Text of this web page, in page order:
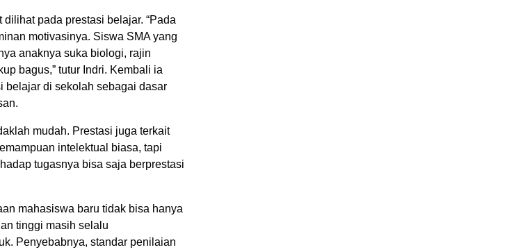
pada prestasi belajar. “Pada
motivasinya. Siswa SMA yang
anaknya suka biologi, rajin
bagus,” tutur Indri. Kembali ia
belajar di sekolah sebagai dasar
mudah. Prestasi juga terkait
intelektual biasa, tapi
tugasnya bisa saja berprestasi
mahasiswa baru tidak bisa hanya
tinggi masih selalu
Penyebabnya, standar penilaian